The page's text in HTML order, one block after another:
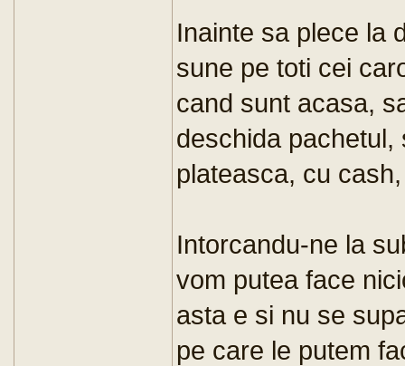
Inainte sa plece la
sune pe toti cei
cand sunt acasa,
deschida
plateasca, cu
Intorcandu-ne la
vom putea face
asta e si nu se
pe care le putem